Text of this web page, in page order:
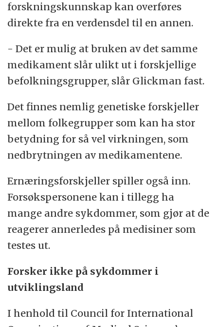
forskningskunnskap kan overføres
direkte fra en verdensdel til en annen.
- Det er mulig at bruken av det samme
medikament slår ulikt ut i forskjellige
befolkningsgrupper, slår Glickman fast.
Det finnes nemlig genetiske forskjeller
mellom folkegrupper som kan ha stor
betydning for så vel virkningen, som
nedbrytningen av medikamentene.
Ernæringsforskjeller spiller også inn.
Forsøkspersonene kan i tillegg ha
mange andre sykdommer, som gjør at de
reagerer annerledes på medisiner som
testes ut.
Forsker ikke på sykdommer i
utviklingsland
I henhold til Council for International